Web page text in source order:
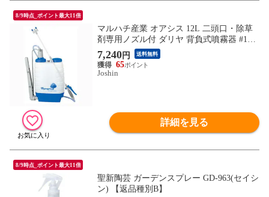
8/9時点_ポイント最大11倍
マルハチ産業 オアシス 12L 二頭口・除草
剤専用ノズル付 ダリヤ 背負式噴霧器 #120
00 【返品種別B】
7,240円 送料無料
65
Joshin
詳細を見る
8/9時点_ポイント最大11倍
聖新陶芸 ガーデンスプレー GD-963(セイシ
ン) 【返品種別B】